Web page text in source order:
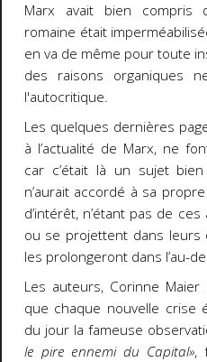
Marx avait bien compris
romaine était
en va de même pour toute
des raisons organiques
l'autocritique.
Les quelques dernières
à l’actualité de Marx, ne
car c’était là un sujet
n’aurait accordé à sa
d’intérêt, n’étant pas de
ou se projettent dans leurs
les prolongeront dans l’au-
Les auteurs, Corinne
que chaque nouvelle crise
du jour la fameuse
le pire ennemi du Capital»,